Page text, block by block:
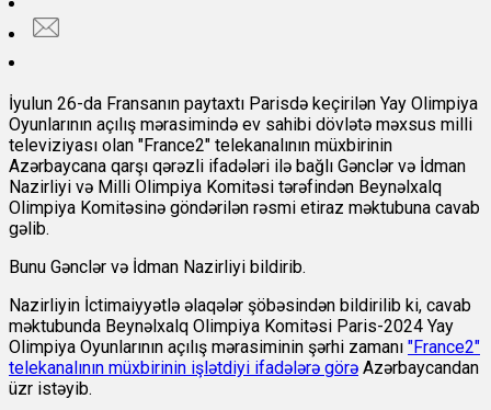
İyulun 26-da Fransanın paytaxtı Parisdə keçirilən Yay Olimpiya
Oyunlarının açılış mərasimində ev sahibi dövlətə məxsus milli
televiziyası olan "France2" telekanalının müxbirinin
Azərbaycana qarşı qərəzli ifadələri ilə bağlı Gənclər və İdman
Nazirliyi və Milli Olimpiya Komitəsi tərəfindən Beynəlxalq
Olimpiya Komitəsinə göndərilən rəsmi etiraz məktubuna cavab
gəlib.
Bunu Gənclər və İdman Nazirliyi bildirib.
Nazirliyin İctimaiyyətlə əlaqələr şöbəsindən bildirilib ki, cavab
məktubunda Beynəlxalq Olimpiya Komitəsi Paris-2024 Yay
Olimpiya Oyunlarının açılış mərasiminin şərhi zamanı "France2"
telekanalının müxbirinin işlətdiyi ifadələrə görə Azərbaycandan
üzr istəyib.